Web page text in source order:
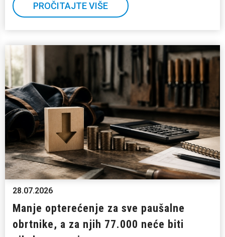
PROČITAJTE VIŠE
28.07.2026
Manje opterećenje za sve paušalne
obrtnike, a za njih 77.000 neće biti